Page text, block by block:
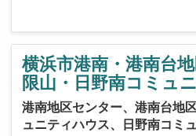
横浜市港南・港南台
限山・日野南コミュ
港南地区センター、港南台地
ュニティハウス、日野南コミ